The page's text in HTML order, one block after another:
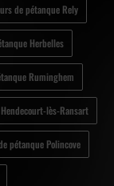
de pétanque Rely
Herbelles
Ruminghem
lès-Ransart
pétanque Polincove